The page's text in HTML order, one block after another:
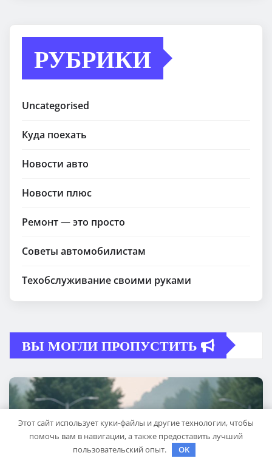
РУБРИКИ
Uncategorised
Куда поехать
Новости авто
Новости плюс
Ремонт — это просто
Советы автомобилистам
Техобслуживание своими руками
ВЫ МОГЛИ ПРОПУСТИТЬ
Этот сайт использует куки-файлы и другие технологии, чтобы
помочь вам в навигации, а также предоставить лучший
пользовательский опыт.
OK